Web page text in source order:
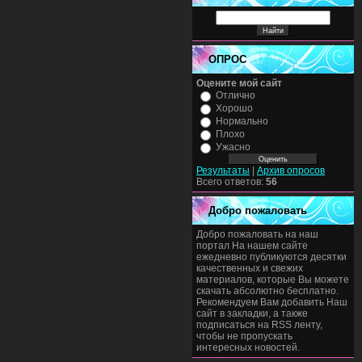
ОПРОС
Оцените мой сайт
Отлично
Хорошо
Нормально
Плохо
Ужасно
Результаты
Архив опросов
Всего ответов: 56
Добро пожаловать
Добро пожаловать на наш
портал На нашем сайте
ежедневно публикуются десятки
качественных и свежих
материалов, которые Вы можете
скачать абсолютно бесплатно.
Рекомендуем Вам добавить Наш
сайт в закладки, а также
подписаться на RSS ленту,
чтобы не пропускать
интересных новостей.